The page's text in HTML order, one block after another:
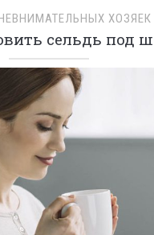
ХОЗЯЕК
сельдь под